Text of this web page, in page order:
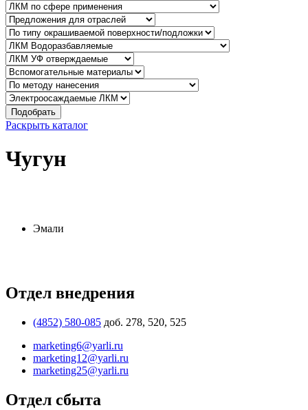
Подобрать
Раскрыть каталог
Чугун
Эмали
Отдел внедрения
(4852) 580-085 доб. 278, 520, 525
marketing6@yarli.ru
marketing12@yarli.ru
marketing25@yarli.ru
Отдел сбыта